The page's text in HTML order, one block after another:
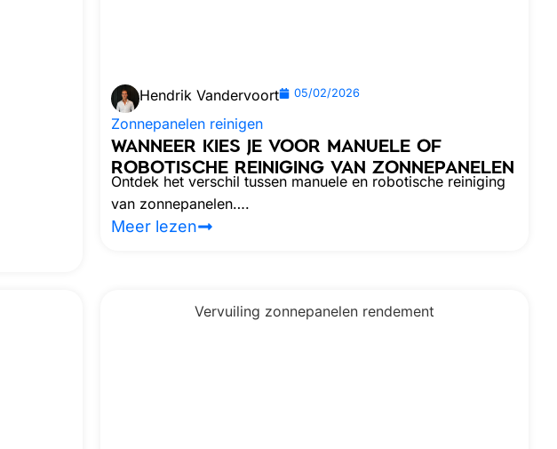
Hendrik Vandervoort 05/02/2026
Zonnepanelen reinigen
WANNEER KIES JE VOOR MANUELE OF
ROBOTISCHE REINIGING VAN ZONNEPANELEN
Ontdek het verschil tussen manuele en robotische reiniging
van zonnepanelen….
Meer lezen